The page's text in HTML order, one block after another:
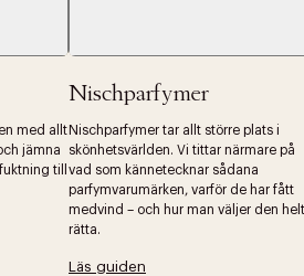
med allt
jämna
till
Nischparfymer
Nischparfymer tar allt större plats i
skönhetsvärlden. Vi tittar närmare på
vad som kännetecknar sådana
parfymvarumärken, varför de har fått
medvind – och hur man väljer den helt
rätta.
Läs guiden